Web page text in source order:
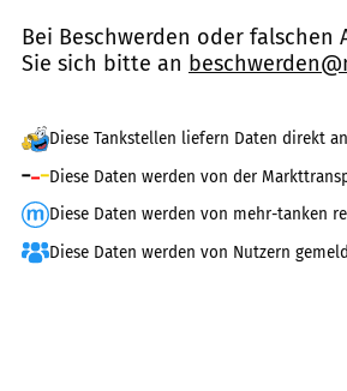
Bei Beschwerden oder falschen
Sie sich bitte an
Diese Tankstellen liefern Daten direkt
Diese Daten werden von der
Diese Daten werden von mehr-tanken
Diese Daten werden von Nutzern